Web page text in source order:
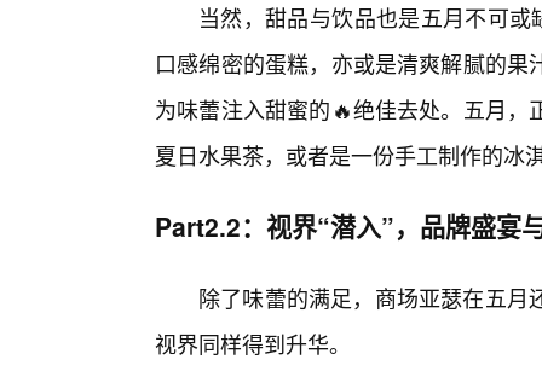
当然，甜品与饮品也是五月不可
口感绵密的蛋糕，亦或是清爽解腻的
为味蕾注入甜蜜的🔥绝佳去处。五月
夏日水果茶，或者是一份手工制作的冰
Part2.2：视界“潜入”，品牌盛宴
除了味蕾的满足，商场亚瑟在五
视界同样得到升华。